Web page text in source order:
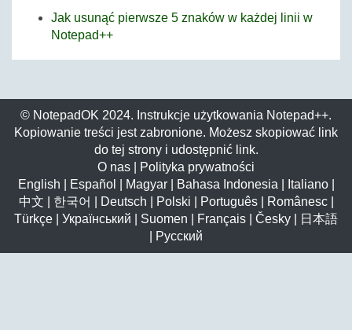
Jak usunąć pierwsze 5 znaków w każdej linii w
Notepad++
© NotepadOK 2024. Instrukcje użytkowania Notepad++.
Kopiowanie treści jest zabronione. Możesz skopiować link
do tej strony i udostępnić link.
O nas
Polityka prywatności
English
Español Magyar| Bahasa Indonesia Italiano|
中文
한국어 Deutsch Polski Português| Românesc|
Türkçe
Український Suomen Français Česky
日本語
Русский